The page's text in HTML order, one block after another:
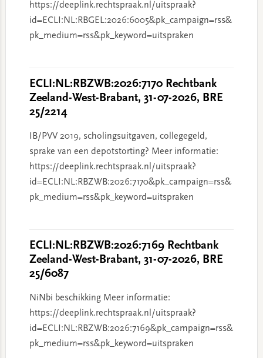
https://deeplink.rechtspraak.nl/uitspraak?
id=ECLI:NL:RBGEL:2026:6005&pk_campaign=rss&
pk_medium=rss&pk_keyword=uitspraken
ECLI:NL:RBZWB:2026:7170 Rechtbank
Zeeland-West-Brabant, 31-07-2026, BRE
25/2214
IB/PVV 2019, scholingsuitgaven, collegegeld,
sprake van een depotstorting? Meer informatie:
https://deeplink.rechtspraak.nl/uitspraak?
id=ECLI:NL:RBZWB:2026:7170&pk_campaign=rss&
pk_medium=rss&pk_keyword=uitspraken
ECLI:NL:RBZWB:2026:7169 Rechtbank
Zeeland-West-Brabant, 31-07-2026, BRE
25/6087
NiNbi beschikking Meer informatie:
https://deeplink.rechtspraak.nl/uitspraak?
id=ECLI:NL:RBZWB:2026:7169&pk_campaign=rss&
pk_medium=rss&pk_keyword=uitspraken